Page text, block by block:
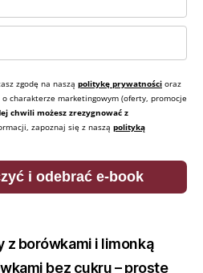
zgodę na naszą politykę prywatności oraz
charakterze marketingowym (oferty, promocje
chwili możesz zrezygnować z
zapoznaj się z naszą polityką
i odebrać e-book
z borówkami i limonką
bez cukru – proste